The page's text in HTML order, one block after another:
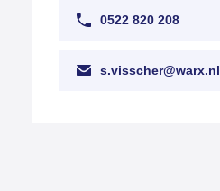
0522 820 208
s.visscher@warx.nl